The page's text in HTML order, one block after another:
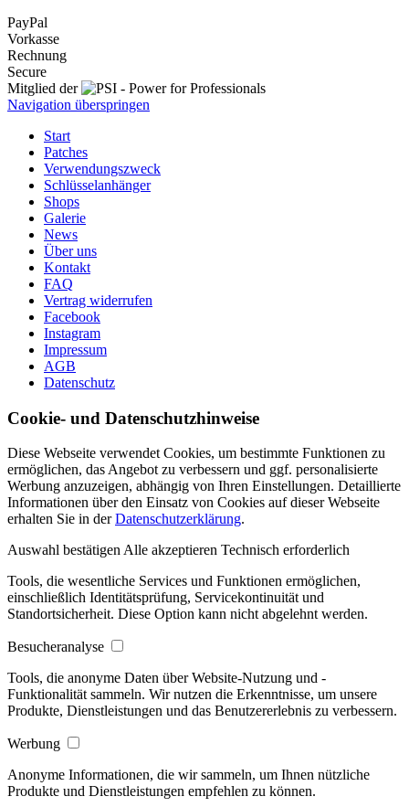
PayPal
Vorkasse
Rechnung
Secure
Mitglied der
Navigation überspringen
Start
Patches
Verwendungszweck
Schlüsselanhänger
Shops
Galerie
News
Über uns
Kontakt
FAQ
Vertrag widerrufen
Facebook
Instagram
Impressum
AGB
Datenschutz
Cookie- und Datenschutzhinweise
Diese Webseite verwendet Cookies, um bestimmte Funktionen zu
ermöglichen, das Angebot zu verbessern und ggf. personalisierte
Werbung anzuzeigen, abhängig von Ihren Einstellungen. Detaillierte
Informationen über den Einsatz von Cookies auf dieser Webseite
erhalten Sie in derDatenschutzerklärung.
Auswahl bestätigen Alle akzeptieren Technisch erforderlich
Tools, die wesentliche Services und Funktionen ermöglichen,
einschließlich Identitätsprüfung, Servicekontinuität und
Standortsicherheit. Diese Option kann nicht abgelehnt werden.
Besucheranalyse
Tools, die anonyme Daten über Website-Nutzung und -
Funktionalität sammeln. Wir nutzen die Erkenntnisse, um unsere
Produkte, Dienstleistungen und das Benutzererlebnis zu verbessern.
Werbung
Anonyme Informationen, die wir sammeln, um Ihnen nützliche
Produkte und Dienstleistungen empfehlen zu können.